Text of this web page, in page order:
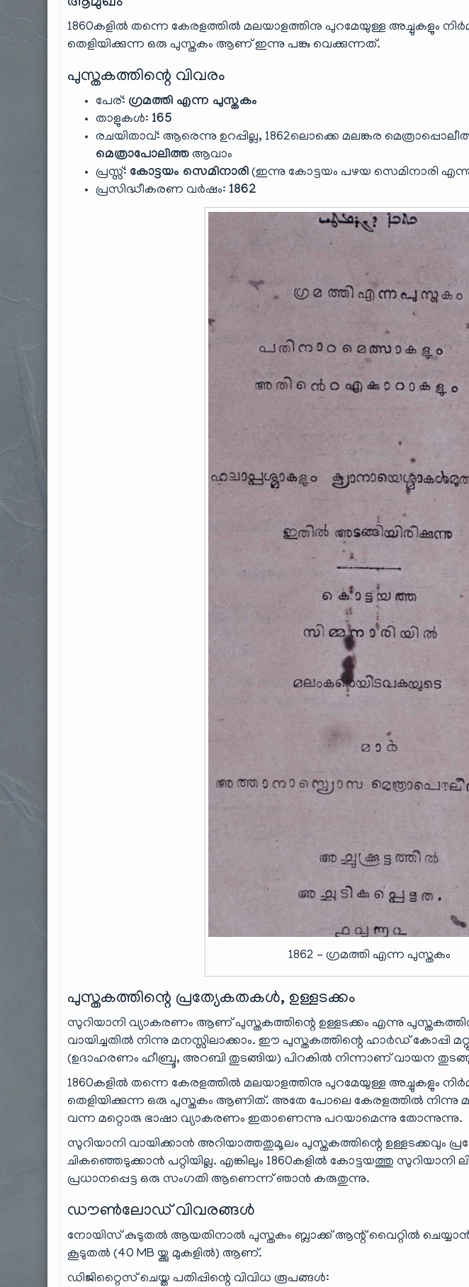
1860കളിൽ തന്നെ കേരളത്തിൽ മലയാളത്തിനു പുറമേയുള്ള അച്ചുകളും
തെളിയിക്കുന്ന ഒരു പുസ്തകം ആണ് ഇന്നു പങ്കു വെക്കുന്നത്.
പുസ്തകത്തിന്റെ വിവരം
പേര്: ഗ്രമത്തി എന്ന പുസ്തകം
താളുകൾ: 165
രചയിതാവ്: ആരെന്നു ഉറപ്പില്ല, 1862ലൊക്കെ മലങ്കര
മെത്രാപോലിത്ത ആവാം
പ്രസ്സ്: കോട്ടയം സെമിനാരി (ഇന്നു കോട്ടയം പഴയ സെമിനാരി
പ്രസിദ്ധീകരണ വർഷം: 1862
1862 – ഗ്രമത്തി എന്ന പുസ്തകം
പുസ്തകത്തിന്റെ പ്രത്യേകതകൾ, ഉള്ളടക്കം
സുറിയാനി വ്യാകരണം ആണ് പുസ്തകത്തിന്റെ ഉള്ളടക്കം എന്നു
വായിച്ചതിൽ നിന്നു മനസ്സിലാക്കാം. ഈ പുസ്തകത്തിന്റെ ഹാർഡ് കോപ്പി
(ഉദാഹരണം ഹീബ്രൂ, അറബി തുടങ്ങിയ) പിറകിൽ നിന്നാണ് വായന
1860കളിൽ തന്നെ കേരളത്തിൽ മലയാളത്തിനു പുറമേയുള്ള അച്ചുകളും
തെളിയിക്കുന്ന ഒരു പുസ്തകം ആണിത്. അതേ പോലെ കേരളത്തിൽ നിന്നു
വന്ന മറ്റൊരു ഭാഷാ വ്യാകരണം ഇതാണെന്നു പറയാമെന്നു തോന്നുന്നു.
സുറിയാനി വായിക്കാൻ അറിയാത്തതുമൂലം പുസ്തകത്തിന്റെ ഉള്ളടക്കവും
ചികഞ്ഞെടുക്കാൻ പറ്റിയില്ല. എങ്കിലും 1860കളിൽ കോട്ടയത്തു സുറിയാനി
പ്രധാനപ്പെട്ട ഒരു സംഗതി ആണെന്ന് ഞാൻ കരുതുന്നു.
ഡൗൺലോഡ് വിവരങ്ങൾ
നോയിസ് കുടുതൽ ആയതിനാൽ പുസ്തകം ബ്ലാക്ക് ആന്റ് വൈറ്റിൽ
കൂടുതൽ (40 MB യ്ക്കു മുകളിൽ) ആണ്.
ഡിജിറ്റൈസ് ചെയ്ത പതിപ്പിന്റെ വിവിധ രൂപങ്ങൾ: